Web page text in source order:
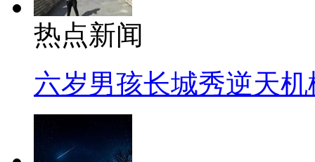
热点新闻
六岁男孩长城秀逆天机